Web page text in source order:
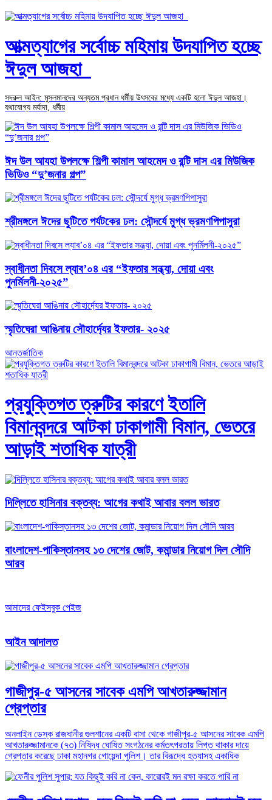
আত্মত্যাগের সর্বোচ্চ মহিমায় উদযাপিত হচ্ছে
ঈদুল আজহা
সদরুল আইন: মুসলমানদের অন্যতম প্রধান ধর্মীয় উৎসবের মধ্যে একটি হলো ঈদুল আজহা।
যথাযোগ্য মর্যাদা, ধর্মীয়
ঈদ উল আযহা উপলক্ষে শিল্পী কামাল আহমেদ ও রন্টি দাস এর মিউজিক
ভিডিও “দু’জনার গল্প”
শ্রীমঙ্গলে ঈদের ছুটিতে পর্যটকের ঢল: সৌন্দর্যে মুগ্ধ ভ্রমণপিপাসুরা
স্বাধীনতা দিবসে ল্যাব’০৪ এর “ইফতার সন্ধ্যা, দোয়া এবং
পুনর্মিলনী-২০২৫”
স্মৃতিঘেরা আঙিনায় সৌহার্দ্যের ইফতার- ২০২৫
আন্তর্জাতিক
প্রযুক্তিগত ত্রুটির কারণে ইতালি
বিমানবন্দরে আটকা ঢাকাগামী বিমান, ভেতরে
আড়াই শতাধিক যাত্রী
দিল্লিতে হাসিনার বক্তব্য: আগের কথাই আবার বলল ভারত
বাংলাদেশ-পাকিস্তানসহ ১৩ দেশের জোট, কমান্ডার নিয়োগ দিল সৌদি
আরব
আমাদের ফেইসবুক পেইজ
আইন আদালত
গাজীপুর-৫ আসনের সাবেক এমপি আখতারুজ্জামান
গ্রেপ্তার
অনলাইন ডেস্ক রাজধানীর গুলশানের একটি বাসা থেকে গাজীপুর-৫ আসনের সাবেক এমপি
আখতারুজ্জামানকে (৭৩) নিষিদ্ধ ঘোষিত সংগঠনের কর্মতৎপরতায় লিপ্ত থাকার দায়ে
গ্রেপ্তার করেছে ঢাকা মহানগর গোয়েন্দা পুলিশ। তার বিরূদ্ধে হত্যাসহ একাধিক